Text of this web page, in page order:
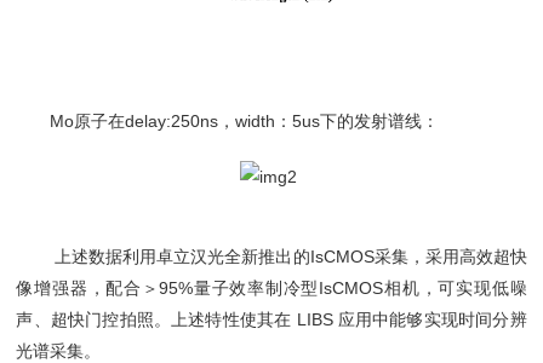
Mo原子在delay:250ns，width：5us下的发射谱线：
上述数据利用卓立汉光全新推出的IsCMOS采集，采用高效超快
像增强器，配合＞95%量子效率制冷型IsCMOS相机，可实现低噪
声、超快门控拍照。上述特性使其在 LIBS 应用中能够实现时间分辨
光谱采集。